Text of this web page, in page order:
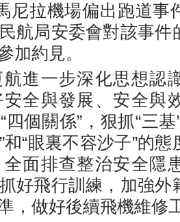
尼拉機場偏出跑道事
航局安委會對該事件
加約見。
一步深化思想認
全與發展、安全與
個關係”，狠抓“三
“眼裏不容沙子”的
面排查整治安全隱
好飛行訓練，加強外
，做好後續飛機維修